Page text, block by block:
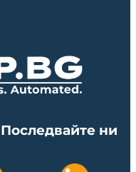
Последвайте ни